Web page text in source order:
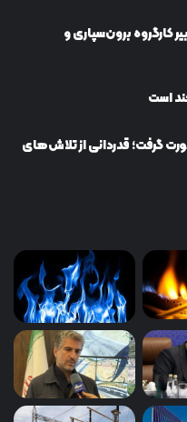
كارگروه برون‌سپاری و
است
گرفت؛ قدردانی از تلاش‌های